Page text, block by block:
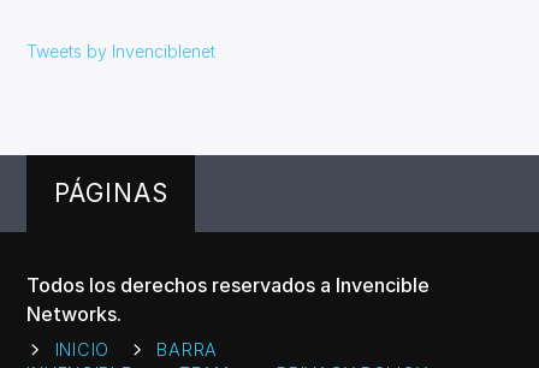
Tweets by Invenciblenet
PÁGINAS
Todos los derechos reservados a Invencible
Networks.
INICIO
BARRA